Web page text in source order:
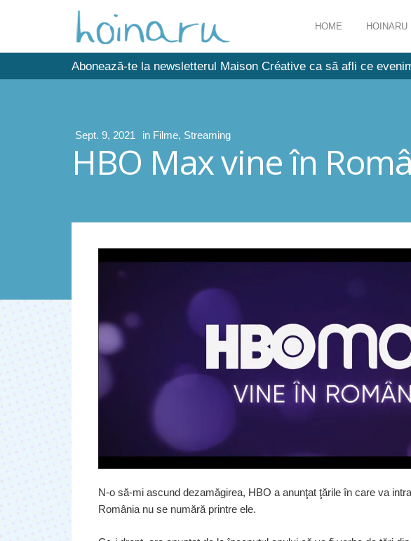
HOME HOINARU
Abonează-te la newsletterul Maison Créative ca să afli ce
Sept. 9, 2021 in Filme, Streaming
HBO Max vine în
N-o să-mi ascund dezamăgirea, HBO a anunţat ţările în care va
România nu se numără printre ele.